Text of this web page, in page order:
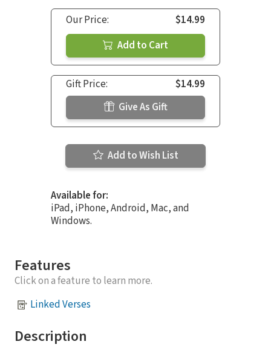
Our Price:
$14.99
Add to Cart
Gift Price:
$14.99
Give As Gift
Add to Wish List
Available for:
iPad, iPhone, Android, Mac, and
Windows.
Features
Click on a feature to learn more.
Linked Verses
Description